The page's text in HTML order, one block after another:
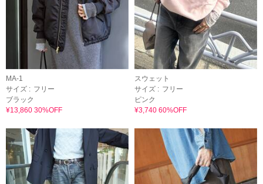
MA-1
サイズ : フリー
ブラック
¥13,860 30%OFF
スウェット
サイズ : フリー
ピンク
¥3,740 60%OFF